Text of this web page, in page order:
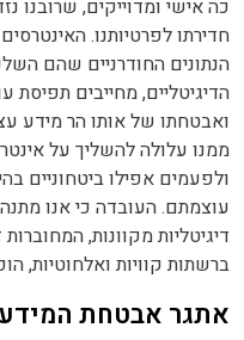
כה אישי ומדוייקים, שרובנו
חדירתו לפרטיותנו.
הנתונים החודרניים שהם
הדיגיטליים, מחייבים תפיסת
ואבטחתו של אותו הר מידע
ממנו עלולה להשליך על
ולפעמים אפילו ביטחוניים
עוצמתם. העובדה כי אנו
דיגיטליות מקוונות,
ברשתות קוויות ואלחוטיות,
אתגר אבטחת המידע